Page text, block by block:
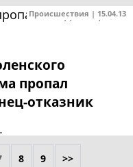
Происшествия | 15.04.13
пропал
отказник
8 9 >>